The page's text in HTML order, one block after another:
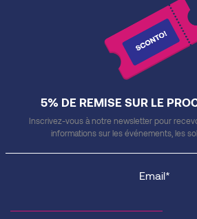
5% DE REMISE SUR LE
Inscrivez-vous à notre newsletter pour
informations sur les événements, les
Email*